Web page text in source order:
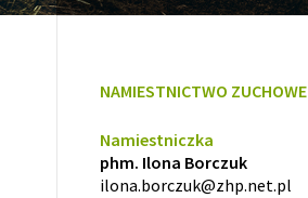
NAMIESTNICTWO ZUCHOWE
Namiestniczka
phm. Ilona Borczuk
ilona.borczuk@zhp.net.pl